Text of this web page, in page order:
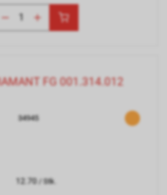
FG 001.314.012
34945
12.70/ Stk.